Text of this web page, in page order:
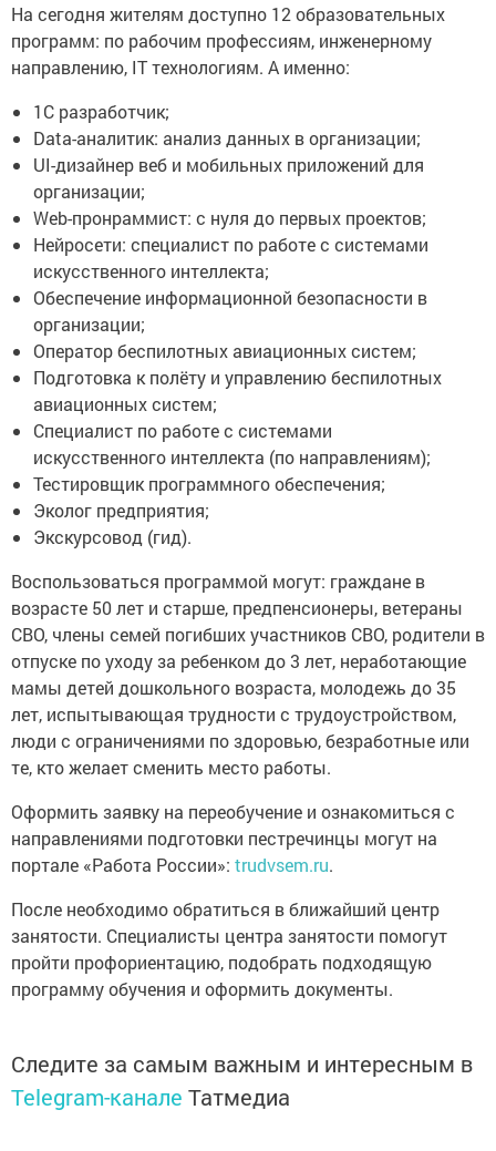
На сегодня жителям доступно 12 образовательных
программ: по рабочим профессиям, инженерному
направлению, IT технологиям. А именно:
️1С разработчик;
️Data-аналитик: анализ данных в организации;
️UI-дизайнер веб и мобильных приложений для
организации;
️Web-пронраммист: с нуля до первых проектов;
️Нейросети: специалист по работе с системами
искусственного интеллекта;
️Обеспечение информационной безопасности в
организации;
️Оператор беспилотных авиационных систем;
️Подготовка к полёту и управлению беспилотных
авиационных систем;
️Специалист по работе с системами
искусственного интеллекта (по направлениям);
️Тестировщик программного обеспечения;
️Эколог предприятия;
️Экскурсовод (гид).
Воспользоваться программой могут: граждане в
возрасте 50 лет и старше, предпенсионеры, ветераны
СВО, члены семей погибших участников СВО, родители в
отпуске по уходу за ребенком до 3 лет, неработающие
мамы детей дошкольного возраста, молодежь до 35
лет, испытывающая трудности с трудоустройством,
люди с ограничениями по здоровью, безработные или
те, кто желает сменить место работы.
Оформить заявку на переобучение и ознакомиться с
направлениями подготовки пестречинцы могут на
портале «Работа России»: trudvsem.ru.
После необходимо обратиться в ближайший центр
занятости. Специалисты центра занятости помогут
пройти профориентацию, подобрать подходящую
программу обучения и оформить документы.
Следите за самым важным и интересным в
Telegram-канале Татмедиа